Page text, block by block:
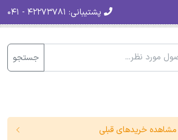
پشتیبانی:
جستجو
مشاهده خریدهای قبلی